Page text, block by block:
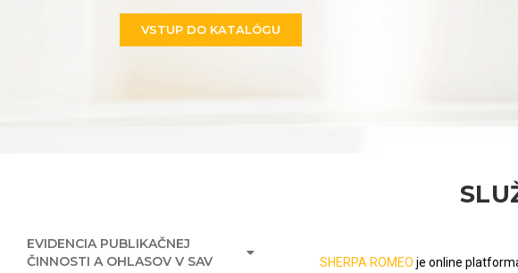
VSTUP DO KATALÓGU
EVIDENCIA PUBLIKAČNEJ
ČINNOSTI A OHLASOV V SAV
SHERPA ROMEO je online